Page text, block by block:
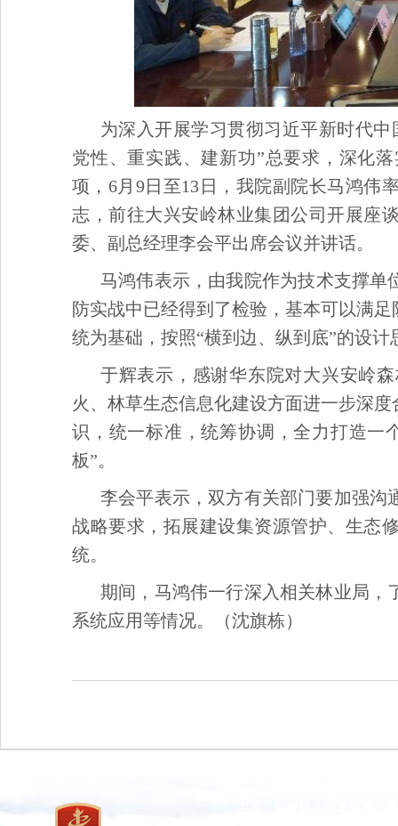
为深入开展学习贯彻习近平新时代
党性、重实践、建新功”总要求，深化
项，6月9日至13日，我院副院长马鸿伟
志，前往大兴安岭林业集团公司开展座
委、副总经理李会平出席会议并讲话。
马鸿伟表示，由我院作为技术支撑单
防实战中已经得到了检验，基本可以满
统为基础，按照“横到边、纵到底”的设
于辉表示，感谢华东院对大兴安岭
火、林草生态信息化建设方面进一步深
识，统一标准，统筹协调，全力打造一
板”。
李会平表示，双方有关部门要加强沟
战略要求，拓展建设集资源管护、生态
统。
期间，马鸿伟一行深入相关林业局，
系统应用等情况。（沈旗栋）